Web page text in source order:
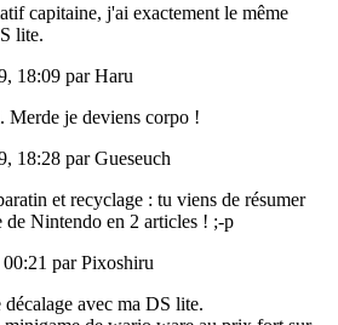
capitaine, j'ai exactement le même
lite.
18:09 par Haru
Merde je deviens corpo !
18:28 par Gueseuch
et recyclage : tu viens de résumer
de Nintendo en 2 articles ! ;-p
par Pixoshiru
avec ma DS lite.